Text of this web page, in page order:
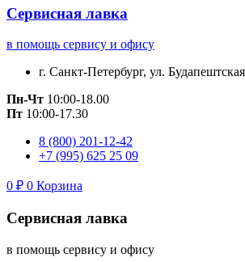
Сервисная лавка
в помощь сервису и офису
г. Санкт-Петербург, ул.
Пн-Чт 10:00-18.00
Пт 10:00-17.30
8 (800) 201-12-42
+7 (995) 625 25 09
0 ₽ 0 Корзина
Сервисная лавка
в помощь сервису и офису